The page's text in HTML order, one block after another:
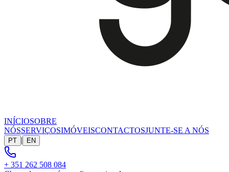
INÍCIOSOBRE
NÓSSERVIÇOSIMÓVEISCONTACTOSJUNTE-SE A NÓS
PT | EN
+ 351 262 508 084